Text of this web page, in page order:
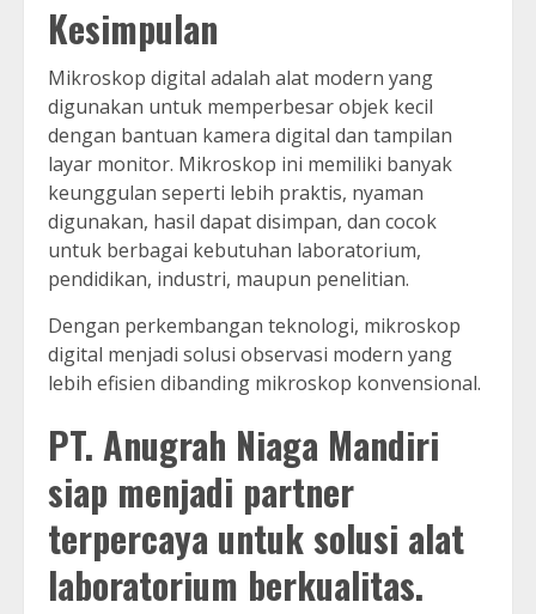
Kesimpulan
Mikroskop digital adalah alat modern yang
digunakan untuk memperbesar objek kecil
dengan bantuan kamera digital dan tampilan
layar monitor. Mikroskop ini memiliki banyak
keunggulan seperti lebih praktis, nyaman
digunakan, hasil dapat disimpan, dan cocok
untuk berbagai kebutuhan laboratorium,
pendidikan, industri, maupun penelitian.
Dengan perkembangan teknologi, mikroskop
digital menjadi solusi observasi modern yang
lebih efisien dibanding mikroskop konvensional.
PT. Anugrah Niaga Mandiri
siap menjadi partner
terpercaya untuk solusi alat
laboratorium berkualitas.